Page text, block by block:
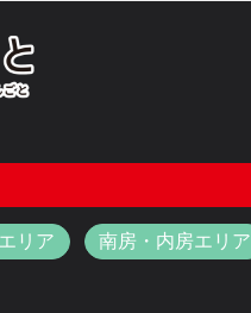
リア 南房・内房エリア